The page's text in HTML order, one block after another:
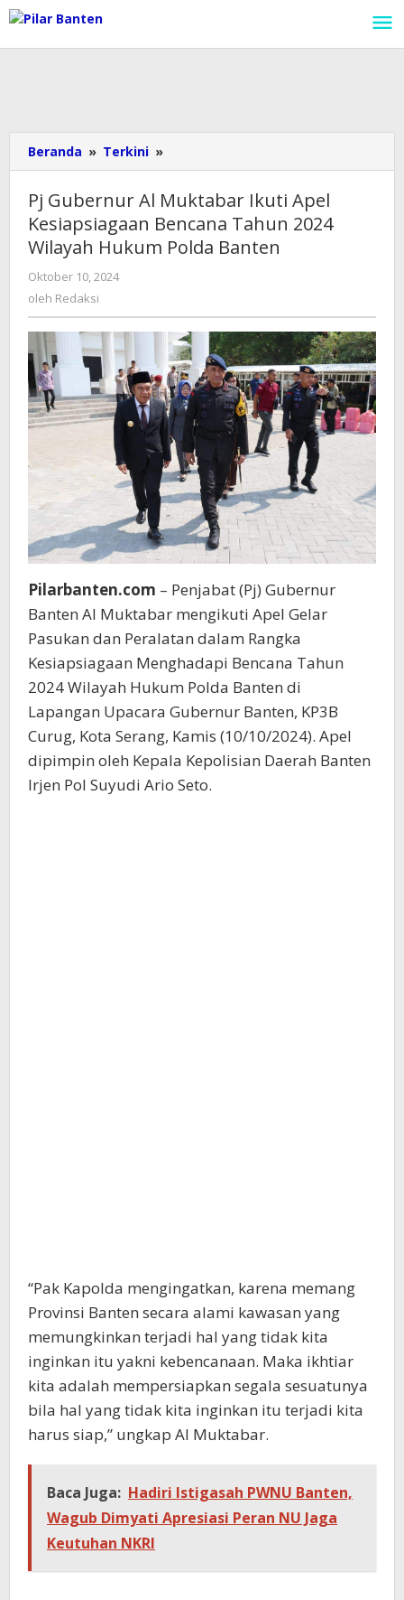
Lewati
ke
konten
Beranda » Terkini »
Gubernur
Muktabar
Ikuti
Apel
2024
Wilayah
Hukum
Polda
Banten
Pj Gubernur Al Muktabar Ikuti Apel
Kesiapsiagaan Bencana Tahun 2024
Wilayah Hukum Polda Banten
Oktober 10, 2024
oleh Redaksi
Pilarbanten.com – Penjabat (Pj) Gubernur
Banten Al Muktabar mengikuti Apel Gelar
Pasukan dan Peralatan dalam Rangka
Kesiapsiagaan Menghadapi Bencana Tahun
2024 Wilayah Hukum Polda Banten di
Lapangan Upacara Gubernur Banten, KP3B
Curug, Kota Serang, Kamis (10/10/2024). Apel
dipimpin oleh Kepala Kepolisian Daerah Banten
Irjen Pol Suyudi Ario Seto.
“Pak Kapolda mengingatkan, karena memang
Provinsi Banten secara alami kawasan yang
memungkinkan terjadi hal yang tidak kita
inginkan itu yakni kebencanaan. Maka ikhtiar
kita adalah mempersiapkan segala sesuatunya
bila hal yang tidak kita inginkan itu terjadi kita
harus siap,” ungkap Al Muktabar.
Baca Juga: Hadiri Istigasah PWNU Banten,
Wagub Dimyati Apresiasi Peran NU Jaga
Keutuhan NKRI